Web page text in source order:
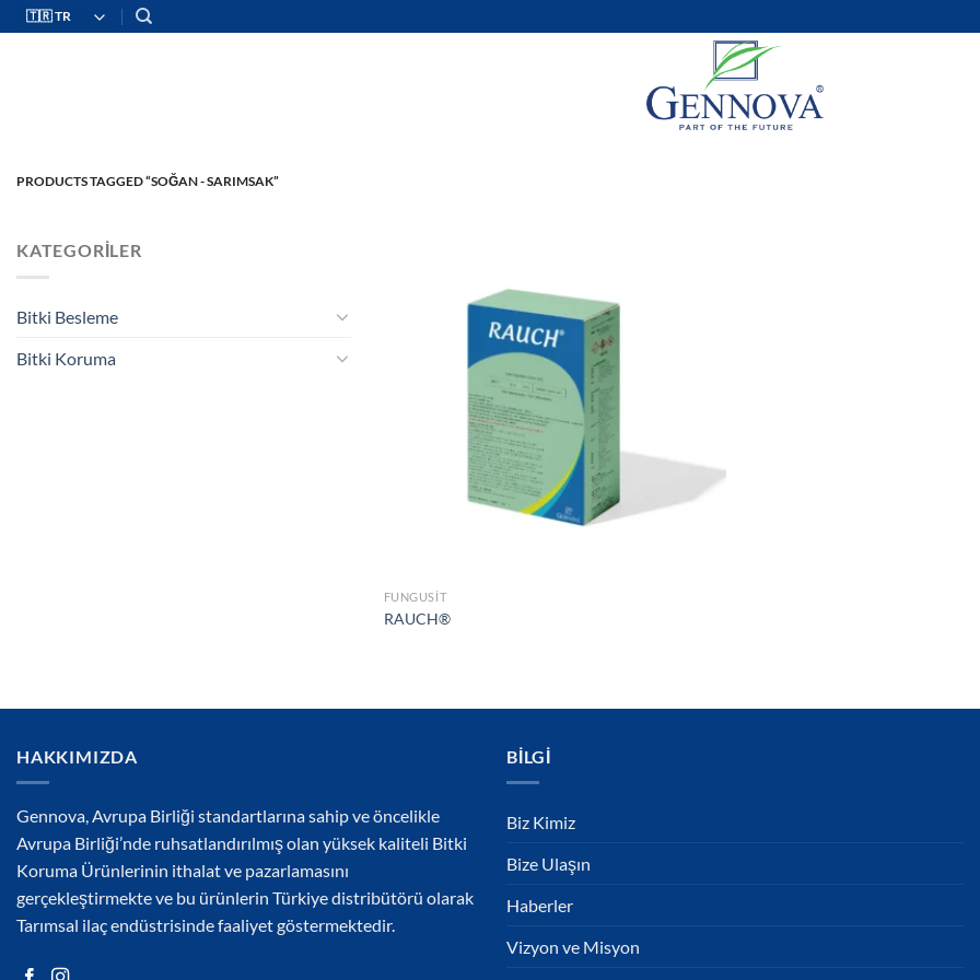
İçeriğe
PRODUCTS TAGGED “SOĞAN - SARIMSAK”
KATEGORILER
Bitki Besleme
Bitki Koruma
FUNGUSIT
RAUCH®
HAKKIMIZDA
Gennova, Avrupa Birliği standartlarına sahip ve öncelikle
Avrupa Birliği’nde ruhsatlandırılmış olan yüksek kaliteli Bitki
Koruma Ürünlerinin ithalat ve pazarlamasını
gerçekleştirmekte ve bu ürünlerin Türkiye distribütörü olarak
Tarımsal ilaç endüstrisinde faaliyet göstermektedir.
BILGI
Biz Kimiz
Bize Ulaşın
Haberler
Vizyon ve Misyon